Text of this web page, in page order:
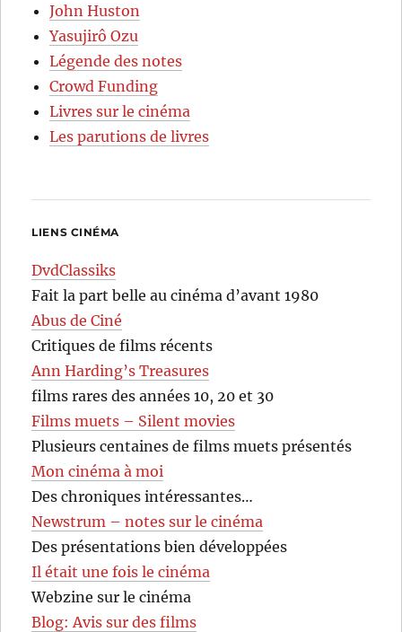
John Huston
Yasujirô Ozu
Légende des notes
Crowd Funding
Livres sur le cinéma
Les parutions de livres
LIENS CINÉMA
DvdClassiks
Fait la part belle au cinéma d’avant 1980
Abus de Ciné
Critiques de films récents
Ann Harding’s Treasures
films rares des années 10, 20 et 30
Films muets – Silent movies
Plusieurs centaines de films muets présentés
Mon cinéma à moi
Des chroniques intéressantes…
Newstrum – notes sur le cinéma
Des présentations bien développées
Il était une fois le cinéma
Webzine sur le cinéma
Blog: Avis sur des films